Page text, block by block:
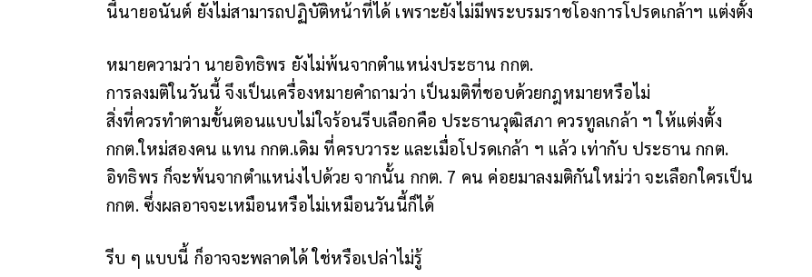
นี้นายอนันต์ ยังไม่สามารถปฏิบัติหน้าที่ได้ เพราะยังไม่มีพระบรมราชโองการโปรดเกล้าฯ แต่งตั้ง
หมายความว่า นายอิทธิพร ยังไม่พ้นจากตำแหน่งประธาน กกต.
การลงมติในวันนี้ จึงเป็นเครื่องหมายคำถามว่า เป็นมติที่ชอบด้วยกฎหมายหรือไม่
สิ่งที่ควรทำตามขั้นตอนแบบไม่ใจร้อนรีบเลือกคือ ประธานวุฒิสภา ควรทูลเกล้า ฯ ให้แต่งตั้ง
กกต.ใหม่สองคน แทน กกต.เดิม ที่ครบวาระ และเมื่อโปรดเกล้า ฯ แล้ว เท่ากับ ประธาน กกต.
อิทธิพร ก็จะพ้นจากตำแหน่งไปด้วย จากนั้น กกต. 7 คน ค่อยมาลงมติกันใหม่ว่า จะเลือกใครเป็น
กกต. ซึ่งผลอาจจะเหมือนหรือไม่เหมือนวันนี้ก็ได้
รีบ ๆ แบบนี้ ก็อาจจะพลาดได้ ใช่หรือเปล่าไม่รู้